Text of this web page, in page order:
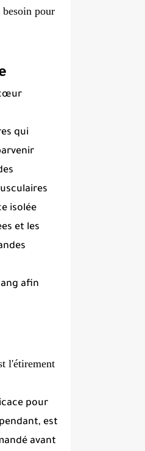
pour
qui
isolée
et les
afin
l'étirement
pour
est
avant